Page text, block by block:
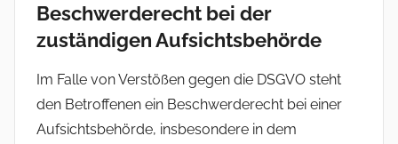
Beschwerde­recht bei der
zuständigen Aufsichts­behörde
Im Falle von Verstößen gegen die DSGVO steht
den Betroffenen ein Beschwerderecht bei einer
Aufsichtsbehörde, insbesondere in dem